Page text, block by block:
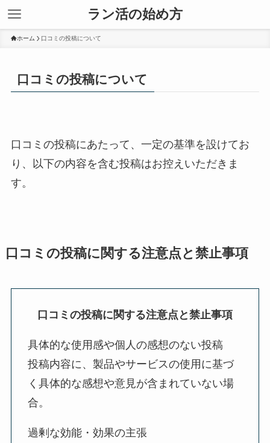
ラン活の始め方
ホーム 口コミの投稿について
口コミの投稿について
口コミの投稿にあたって、一定の基準を設けてお
り、以下の内容を含む投稿はお控えいただきま
す。
口コミの投稿に関する注意点と禁止事項
口コミの投稿に関する注意点と禁止事項
具体的な使用感や個人の感想のない投稿
投稿内容に、製品やサービスの使用に基づ
く具体的な感想や意見が含まれていない場
合。
過剰な効能・効果の主張